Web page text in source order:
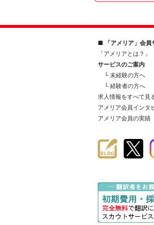
■ 「アメリア」会員
「アメリアとは？」
サービスのご案内
└ 未経験の方へ
└ 経験者の方へ
求人情報をすべて見
アメリア会員インタ
アメリア会員の実績